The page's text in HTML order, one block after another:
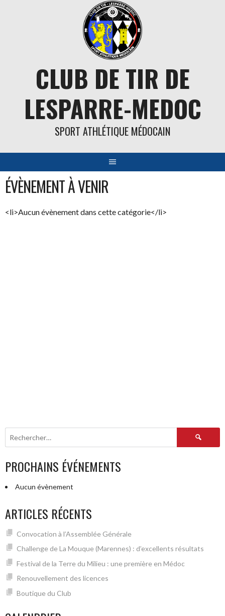
CLUB DE TIR DE
LESPARRE-MEDOC
SPORT ATHLÉTIQUE MÉDOCAIN
ÉVÈNEMENT À VENIR
<li>Aucun évènement dans cette catégorie</li>
Rechercher :
PROCHAINS ÉVÉNEMENTS
Aucun évènement
ARTICLES RÉCENTS
Convocation à l’Assemblée Générale
Challenge de La Mouque (Marennes) : d’excellents résultats
Festival de la Terre du Milieu : une première en Médoc
Renouvellement des licences
Boutique du Club